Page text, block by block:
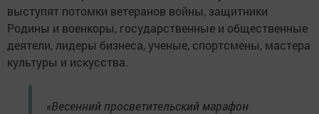
выступят потомки ветеранов войны, защитники
Родины и военкоры, государственные и общественные
деятели, лидеры бизнеса, ученые, спортсмены, мастера
культуры и искусства.
«Весенний просветительский марафон